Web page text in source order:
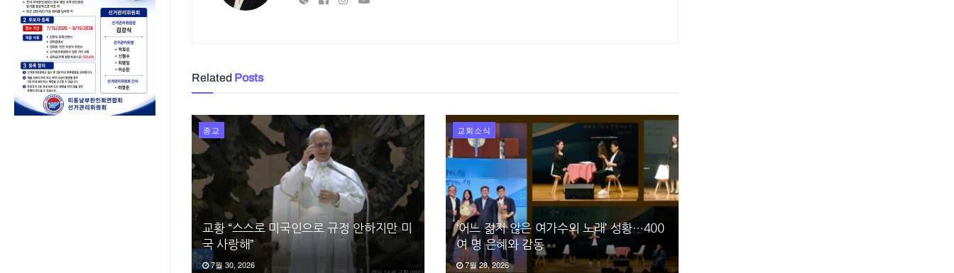
Related Posts
종교
교황 “스스로 미국인으로 규정 안하지만 미
국 사랑해”
7월 30, 2026
교회소식
‘어느 젊지 않은 여가수의 노래’ 성황…400
여 명 은혜와 감동
7월 28, 2026